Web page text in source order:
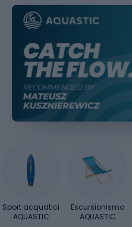
Sport acquatici
AQUASTIC
Escursionismo
AQUASTIC